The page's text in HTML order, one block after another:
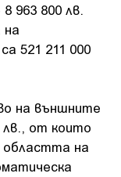
963 800 лв.
на
521 211 000
на външните
лв., от които
областта на